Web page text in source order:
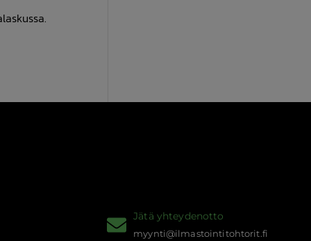
Jätä yhteydenotto
myynti@ilmastointitohtorit.fi